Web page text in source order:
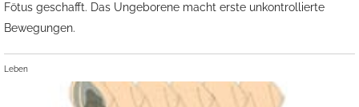
Fötus geschafft. Das Ungeborene macht erste unkontrollierte
Bewegungen.
Leben